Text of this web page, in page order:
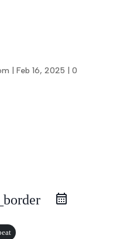
Feb 16, 2025
0